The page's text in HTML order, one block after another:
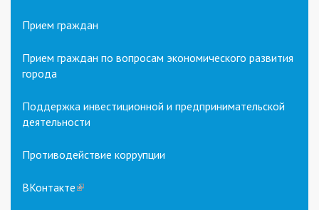
Прием граждан
Прием граждан по вопросам экономического развития
города
Поддержка инвестиционной и предпринимательской
деятельности
Противодействие коррупции
ВКонтакте(link